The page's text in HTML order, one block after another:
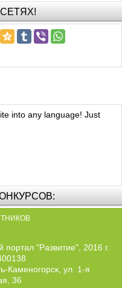
into any language! Just
"Развитие", 2016 г.
Каменогорск, ул. 1-я
36